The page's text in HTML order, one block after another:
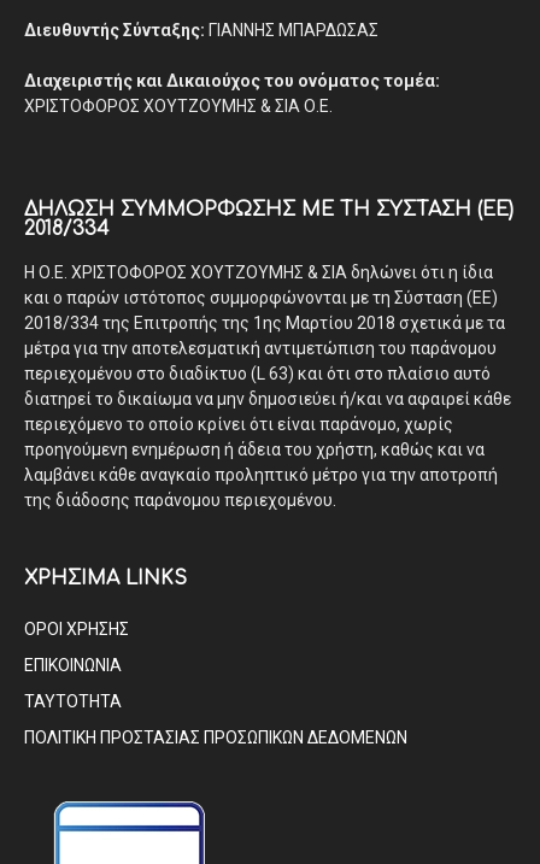
Διευθυντής Σύνταξης: ΓΙΑΝΝΗΣ ΜΠΑΡΔΩΣΑΣ
Διαχειριστής και Δικαιούχος του ονόματος τομέα:
ΧΡΙΣΤΟΦΟΡΟΣ ΧΟΥΤΖΟΥΜΗΣ & ΣΙΑ Ο.Ε.
ΔΉΛΩΣΗ ΣΥΜΜΌΡΦΩΣΗΣ ΜΕ ΤΗ ΣΎΣΤΑΣΗ (ΕΕ)
2018/334
Η Ο.Ε. ΧΡΙΣΤΟΦΟΡΟΣ ΧΟΥΤΖΟΥΜΗΣ & ΣΙΑ δηλώνει ότι η ίδια
και ο παρών ιστότοπος συμμορφώνονται με τη Σύσταση (ΕΕ)
2018/334 της Επιτροπής της 1ης Μαρτίου 2018 σχετικά με τα
μέτρα για την αποτελεσματική αντιμετώπιση του παράνομου
περιεχομένου στο διαδίκτυο (L 63) και ότι στο πλαίσιο αυτό
διατηρεί το δικαίωμα να μην δημοσιεύει ή/και να αφαιρεί κάθε
περιεχόμενο το οποίο κρίνει ότι είναι παράνομο, χωρίς
προηγούμενη ενημέρωση ή άδεια του χρήστη, καθώς και να
λαμβάνει κάθε αναγκαίο προληπτικό μέτρο για την αποτροπή
της διάδοσης παράνομου περιεχομένου.
ΧΡΗΣΙΜΑ LINKS
ΟΡΟΙ ΧΡΗΣΗΣ
ΕΠΙΚΟΙΝΩΝΙΑ
ΤΑΥΤΟΤΗΤΑ
ΠΟΛΙΤΙΚΗ ΠΡΟΣΤΑΣΙΑΣ ΠΡΟΣΩΠΙΚΩΝ ΔΕΔΟΜΕΝΩΝ